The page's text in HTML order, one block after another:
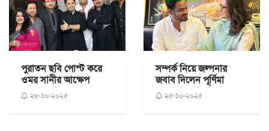
পুরাতন ছবি পোস্ট করে
ওমর সানীর আক্ষেপ
২৮-১০-২০২৫
সম্পর্ক নিয়ে জল্পনার
জবাব দিলেন পূর্ণিমা
২৫-১০-২০২৫